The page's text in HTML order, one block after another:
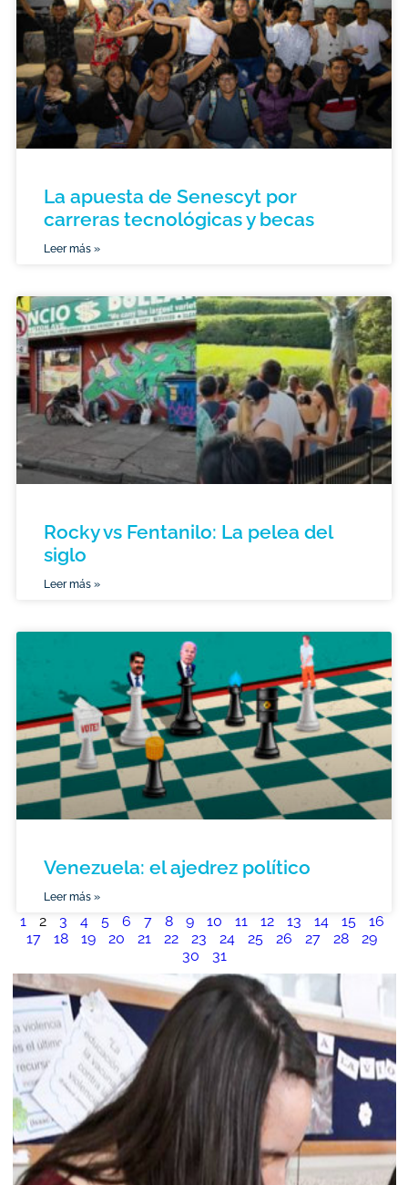
La apuesta de Senescyt por
carreras tecnológicas y becas
Leer más »
Rocky vs Fentanilo: La pelea del
siglo
Leer más »
Venezuela: el ajedrez político
Leer más »
1 2 3 4 5 6 7 8 9 10 11 12 13 14 15
16
17
18 19 20 21 22 23 24 25 26 27 28
29
30
31